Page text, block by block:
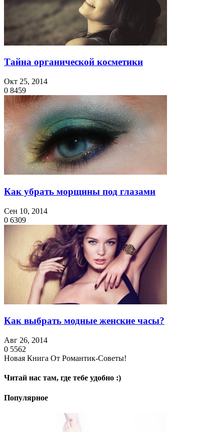
Тайна органической косметики
Окт 25, 2014
0 8459
Как убрать морщины под глазами
Сен 10, 2014
0 6309
Как выбрать модные женские часы?
Авг 26, 2014
0 5562
Новая Книга От Романтик-Советы!
Читай нас там, где тебе удобно :)
Популярное